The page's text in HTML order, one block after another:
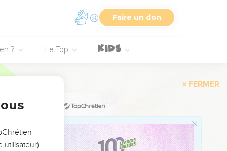
Faire un don
? Le Top
5
7
utilisateur)